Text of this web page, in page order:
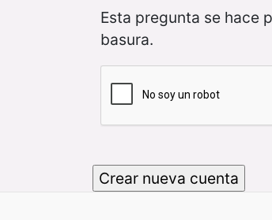
Esta pregunta se hace
basura.